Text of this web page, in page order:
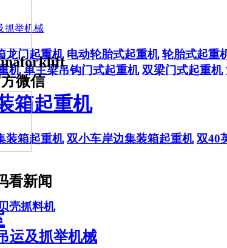
微信
看新闻
抓举机械
龙门起重机 电动轮胎式起重机 轮胎式起重
机 单主梁吊钩门式起重机 双梁门式起重机
箱起重机
装箱起重机 双小车岸边集装箱起重机 双40
壳抓料机
运及抓举机械